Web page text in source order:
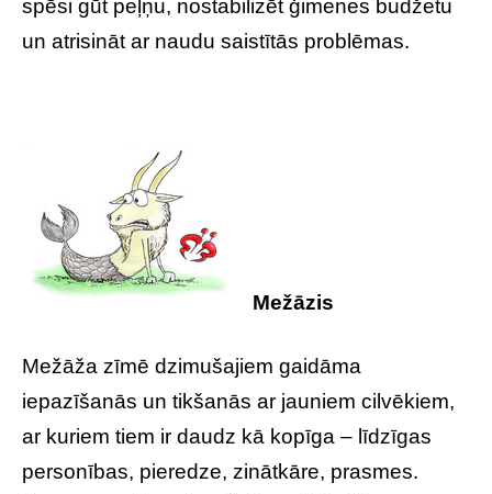
spēsi gūt peļņu, nostabilizēt ģimenes budžetu
un atrisināt ar naudu saistītās problēmas.
Mežāzis
Mežāža zīmē dzimušajiem gaidāma
iepazīšanās un tikšanās ar jauniem cilvēkiem,
ar kuriem tiem ir daudz kā kopīga – līdzīgas
personības, pieredze, zinātkāre, prasmes.